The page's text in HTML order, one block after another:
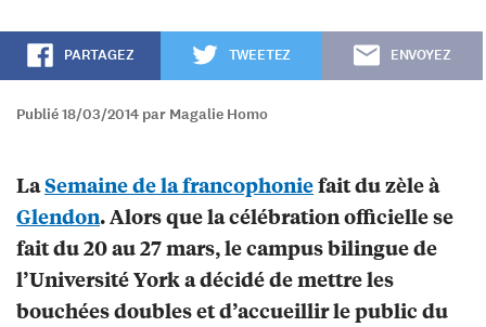
PARTAGEZ TWEETEZ ENVOYEZ
Publié 18/03/2014 par Magalie Homo
LaSemaine de la francophoniefait du zèle à
Glendon. Alors que la célébration officielle se
fait du 20 au 27 mars, le campus bilingue de
l’Université York a décidé de mettre les
bouchées doubles et d’accueillir le public du